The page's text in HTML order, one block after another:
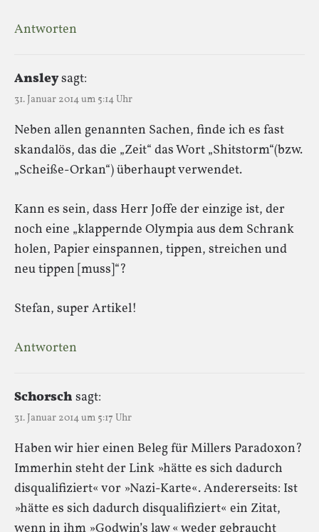
Antworten
Ansleysagt:
31. Januar 2014 um 5:14 Uhr
Neben allen genannten Sachen, finde ich es fast
skandalös, das die „Zeit“ das Wort „Shitstorm“(bzw.
„Scheiße-Orkan“) überhaupt verwendet.
Kann es sein, dass Herr Joffe der einzige ist, der
noch eine „klappernde Olympia aus dem Schrank
holen, Papier einspannen, tippen, streichen und
neu tippen [muss]“?
Stefan, super Artikel!
Antworten
Schorsch sagt:
31. Januar 2014 um 5:17 Uhr
Haben wir hier einen Beleg für Millers Paradoxon?
Immerhin steht der Link »hätte es sich dadurch
disqualifiziert« vor »Nazi-Karte«. Andererseits: Ist
»hätte es sich dadurch disqualifiziert« ein Zitat,